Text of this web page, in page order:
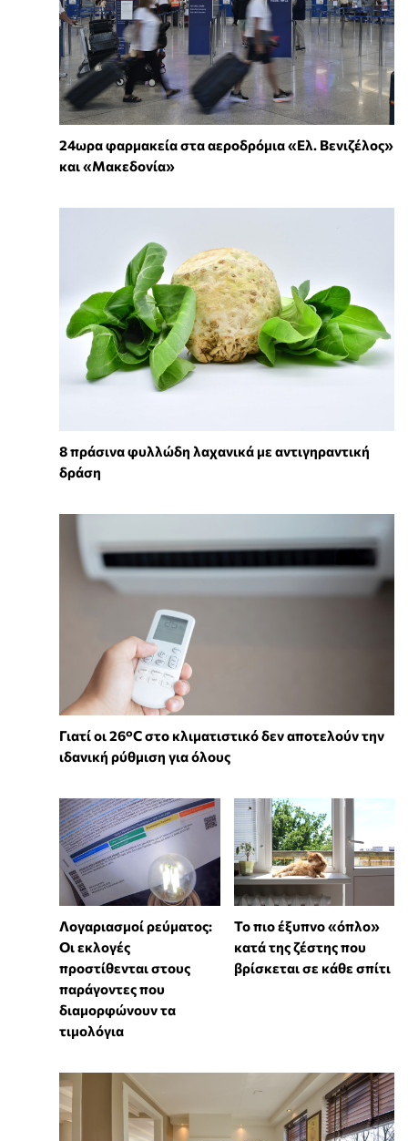
24ωρα φαρμακεία στα αεροδρόμια «Ελ. Βενιζέλος»
και «Μακεδονία»
8 πράσινα φυλλώδη λαχανικά με αντιγηραντική
δράση
Γιατί οι 26°C στο κλιματιστικό δεν αποτελούν την
ιδανική ρύθμιση για όλους
Λογαριασμοί ρεύματος:
Οι εκλογές
προστίθενται στους
παράγοντες που
διαμορφώνουν τα
τιμολόγια
To πιο έξυπνο «όπλο»
κατά της ζέστης που
βρίσκεται σε κάθε σπίτι